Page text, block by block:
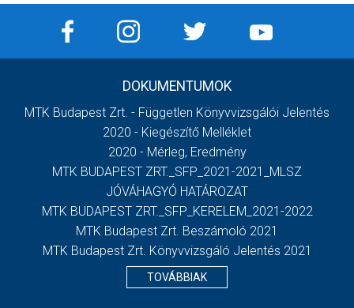
DOKUMENTUMOK
MTK Budapest Zrt. - Független Könyvvizsgálói Jelentés
2020 - Kiegészítő Melléklet
2020 - Mérleg, Eredmény
MTK BUDAPEST ZRT._SFP_2021-2021_MLSZ
JÓVÁHAGYÓ HATÁROZAT
MTK BUDAPEST ZRT._SFP_KERELEM_2021-2022
MTK Budapest Zrt. Beszámoló 2021
MTK Budapest Zrt. Könyvvizsgáló Jelentés 2021
TOVÁBBIAK